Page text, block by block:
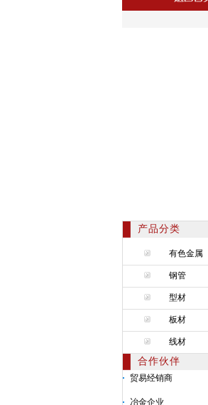
产品分类
有色金属
钢管
型材
板材
线材
合作伙伴
贸易经销商
冶金企业